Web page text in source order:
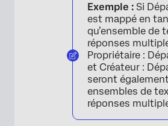
Exemple : Si
est mappé en
qu’ensemble de
réponses
Propriétaire :
et Créateur :
seront
ensembles de
réponses